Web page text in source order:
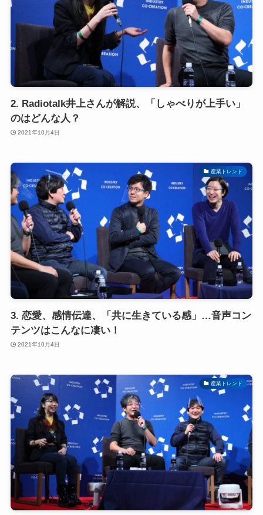
2. Radiotalk井上さんが解説、「しゃべりが上手い」
のはどんな人？
2021年10月4日
産業トレンド
3. 恋愛、感情伝達、「共に生きている感」…音声コン
テンツはこんなに凄い！
2021年10月4日
産業トレンド